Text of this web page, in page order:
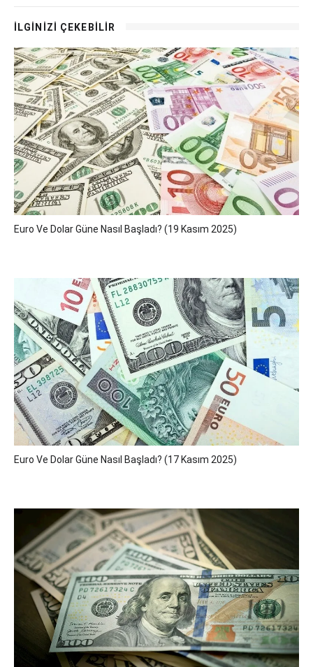
İLGİNİZİ ÇEKEBİLİR
Euro Ve Dolar Güne Nasıl Başladı? (19 Kasım 2025)
Euro Ve Dolar Güne Nasıl Başladı? (17 Kasım 2025)